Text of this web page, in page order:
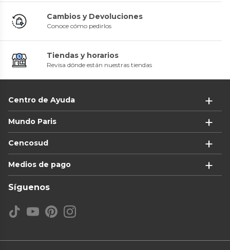
Cambios y Devoluciones
Conoce cómo pedirlos
Tiendas y horarios
Revisa dónde están nuestras tiendas
Centro de Ayuda
Mundo Paris
Cencosud
Medios de pago
Síguenos